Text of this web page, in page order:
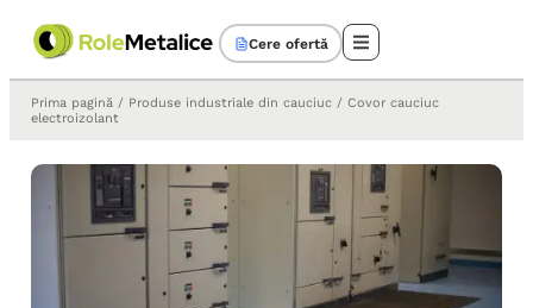
Cere ofertă
Prima pagină / Produse industriale din cauciuc / Covor cauciuc
electroizolant